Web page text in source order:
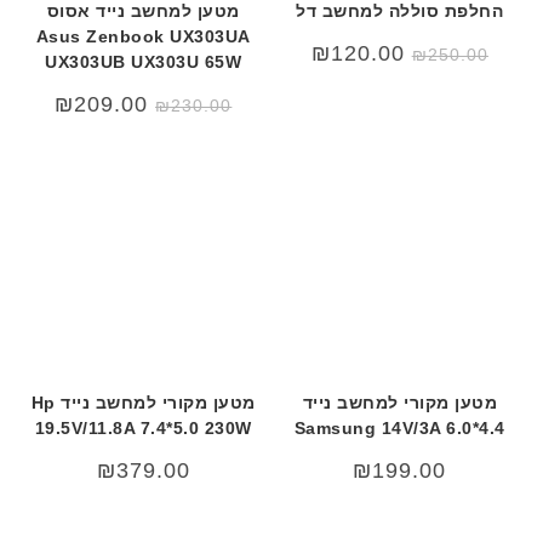
החלפת סוללה למחשב דל
₪250.00
המחיר
המקורי
₪120.00
מטען למחשב נייד אסוס
Asus Zenbook UX303UA
UX303UB UX303U 65W
₪230.00
המחיר
המקורי
₪209.00
המחיר
הנוכחי
מטען מקורי למחשב נייד
Samsung 14V/3A 6.0*4.4
₪199.00
מטען מקורי למחשב נייד Hp
19.5V/11.8A 7.4*5.0 230W
₪379.00